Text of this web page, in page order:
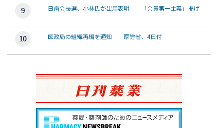
日歯会長選、小林氏が出馬表明 「会員第一主義」掲げ
医政局の組織再編を通知 厚労省、4日付